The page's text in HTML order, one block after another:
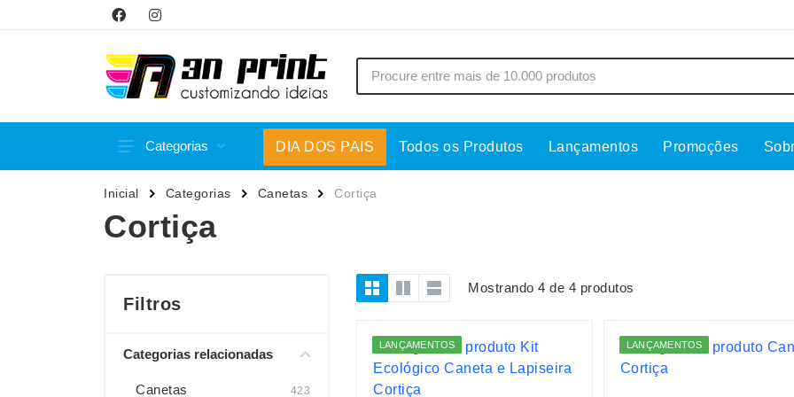
Categorias
Acessórios p/ Celular
Acessórios para Carros
Bar e Bebidas
Bolsas Térmicas
Brinquedos
Caixas de Som
Canecas
Casa
Chapéus
Conjuntos Executivos
Cooler
Espelhos
Esporte e Jogos
Kit Queijo
DIA DOS PAIS Todos os Produtos Lançamentos Promoções
Inicial Categorias Canetas Cortiça
Cortiça
Filtros
Categorias relacionadas
Canetas 423
Mostrando 4 de 4 produtos
LANÇAMENTOS LANÇAMENTOS